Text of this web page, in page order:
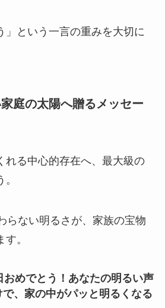
」という一言の重みを大切に
庭の太陽へ贈るメッセー
れる中心的存在へ、最大級の
らない明るさが、家族の宝物
。
おめでとう！あなたの明るい声
、家の中がパッと明るくなる